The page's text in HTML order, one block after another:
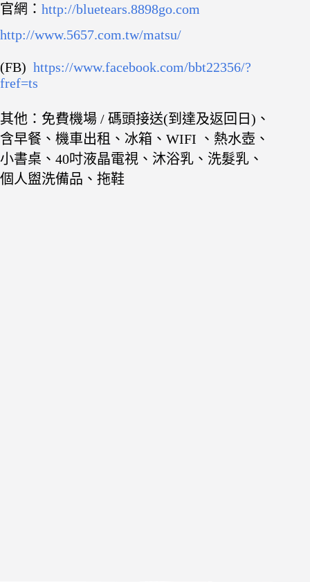
官網： http://bluetears.8898go.com
http://www.5657.com.tw/matsu/
(FB) https://www.facebook.com/bbt22356/?
fref=ts
其他：免費機場 / 碼頭接送(到達及返回日)、
含早餐、機車出租、冰箱、WIFI 、熱水壺、
小書桌、40吋液晶電視、沐浴乳、洗髮乳、
個人盥洗備品、拖鞋